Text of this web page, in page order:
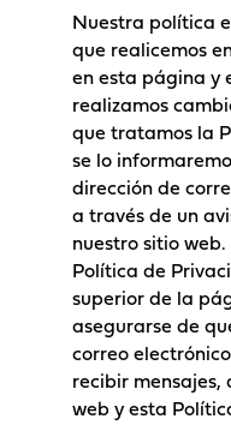
Nuestra política
que realicemos
en esta página y
realizamos
que tratamos la
se lo
dirección de
a través de un
nuestro sitio
Política de
superior de la
asegurarse de
correo
recibir
web y esta